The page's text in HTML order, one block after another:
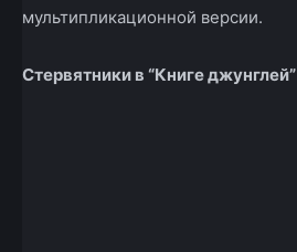
мультипликационной версии.
Стервятники в “Книге джунглей”